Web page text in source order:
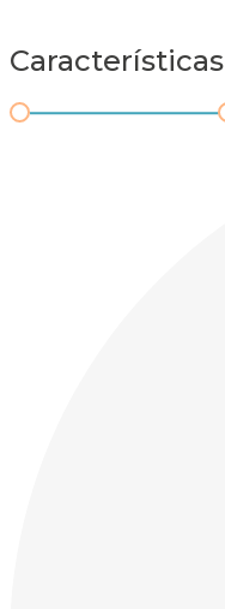
Características